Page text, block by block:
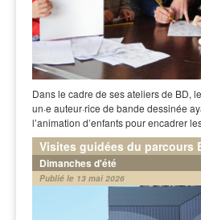
Dans le cadre de ses ateliers de BD,
un·e auteur·rice de bande dessinée
l’animation d’enfants pour encadrer
Visites guidées du parcours
Dimanches d'été
Publié le 13 mai 2026